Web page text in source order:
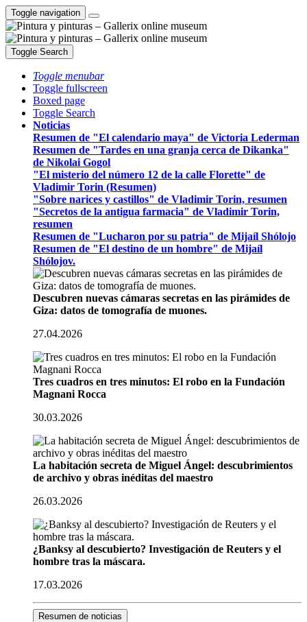
Toggle navigation
Toggle Search
Toggle menubar
Toggle fullscreen
Boxed page
Toggle Search
Noticias
Resumen de "El calendario maya" de Victoria Lederman
Resumen de "Tardes en una granja cerca de Dikanka"
de Nikolai Gogol
"El misterio del número 12 de la calle Florette" de
Vladimir Torin (Resumen)
"Sobre narices y castillos" de Vladimir Torin, resumen
"Secretos de la antigua farmacia" de Vladimir Torin,
resumen
Resumen de "Lucharon por su patria" de Mijaíl Shólojo
Resumen de "El destino de un hombre" de Mijaíl
Shólojov.
Descubren nuevas cámaras secretas en las pirámides de
Giza: datos de tomografía de muones.
27.04.2026
Tres cuadros en tres minutos: El robo en la Fundación
Magnani Rocca
30.03.2026
La habitación secreta de Miguel Ángel: descubrimientos
de archivo y obras inéditas del maestro
26.03.2026
¿Banksy al descubierto? Investigación de Reuters y el
hombre tras la máscara.
17.03.2026
Resumen de noticias